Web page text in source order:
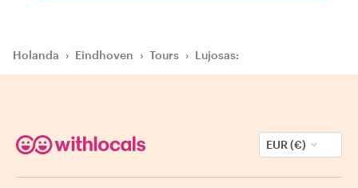
Holanda › Eindhoven › Tours › Lujosas:
EUR (€)